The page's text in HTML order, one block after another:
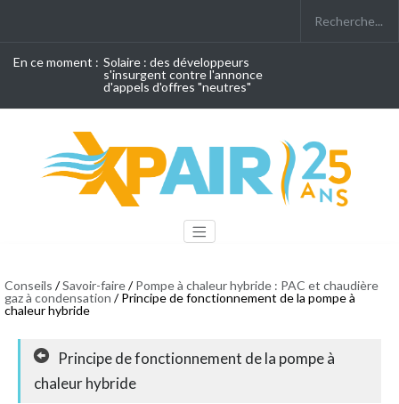
En ce moment : Solaire : des développeurs
s'insurgent contre l'annonce
d'appels d'offres "neutres"
Conseils /Savoir-faire/Pompe à chaleur hybride : PAC et chaudière
gaz à condensation / Principe de fonctionnement de la pompe à
chaleur hybride
Principe de fonctionnement de la pompe à
chaleur hybride